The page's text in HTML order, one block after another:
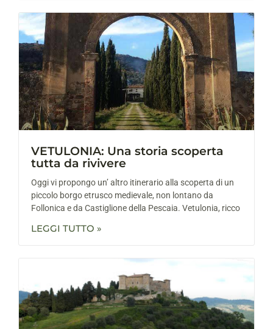
VETULONIA: Una storia scoperta
tutta da rivivere
Oggi vi propongo un’ altro itinerario alla scoperta di un
piccolo borgo etrusco medievale, non lontano da
Follonica e da Castiglione della Pescaia. Vetulonia, ricco
LEGGI TUTTO »